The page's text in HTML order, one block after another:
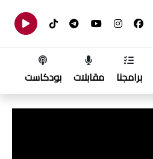
برامجنا مقابلات بودكاست